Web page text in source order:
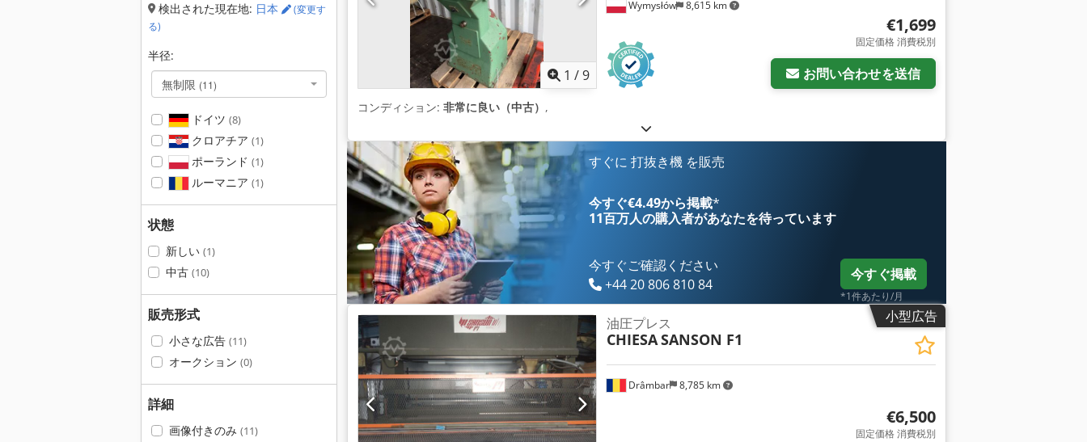
検出された現在地: 日本
(変更す
る)
半径:
無制限 (11)
ドイツ (8)
クロアチア (1)
ポーランド (1)
ルーマニア (1)
状態
新しい (1)
中古 (10)
販売形式
小さな広告 (11)
オークション (0)
詳細
画像付きのみ (11)
1 /9
Wymysłów 8,615 km
€1,699
固定価格 消費税別
お問い合わせを送信
コンディション: 非常に良い（中古） ,
すぐに 打抜き機 を販売
今すぐ€4.49から掲載*
11百万人の購入者があなたを待っています
今すぐご確認ください
+44 20 806 810 84
今すぐ掲載
*1件あたり/月
小型広告
Drâmbar 8,785 km
油圧プレス
CHIESASANSON F1
€6,500
固定価格 消費税別